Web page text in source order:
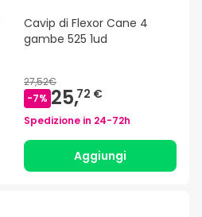
Cavip di Flexor Cane 4
gambe 525 1ud
27,52€
-7% 25,72 €
Spedizione in 24-72h
Aggiungi